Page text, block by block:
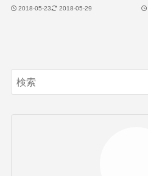
2018-05-23 2018-05-29